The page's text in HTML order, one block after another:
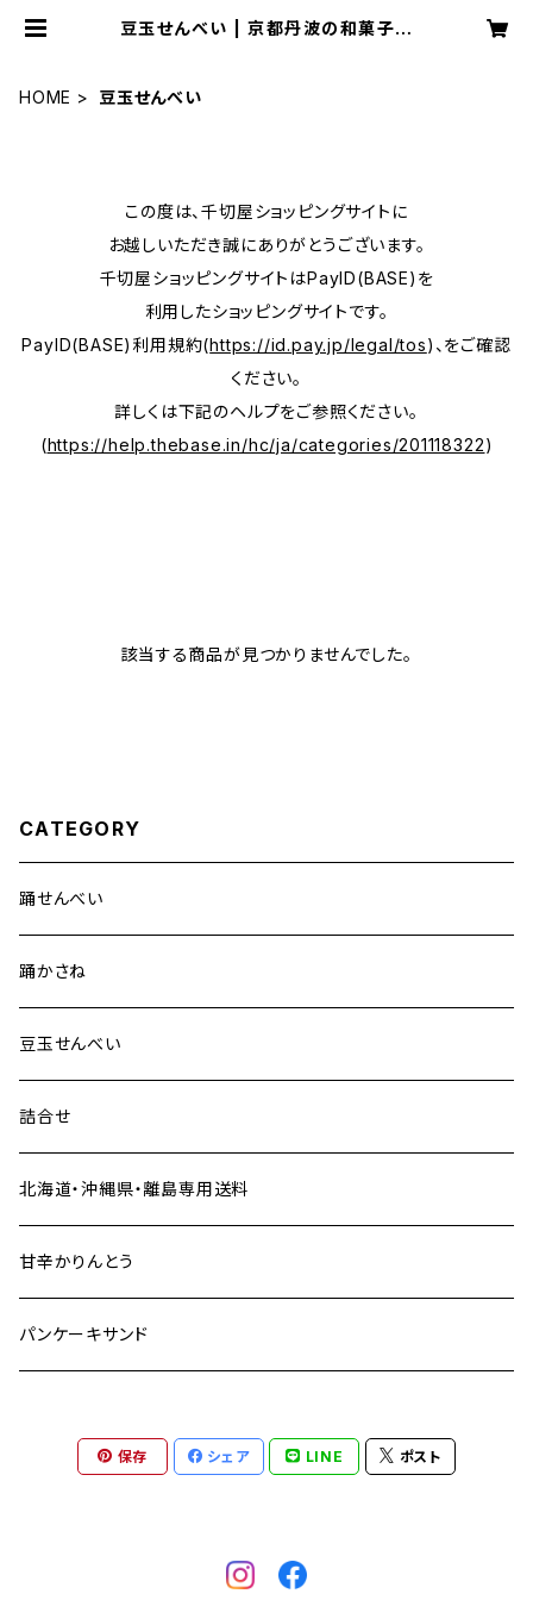
豆玉せんべい | 京都丹波の和菓子屋
HOME 豆玉せんべい
この度は、千切屋ショッピングサイトに
お越しいただき誠にありがとうございます。
千切屋ショッピングサイトはPayID(BASE)を
利用したショッピングサイトです。
PayID(BASE)利用規約(https://id.pay.jp/legal/tos)、をご確認
ください。
詳しくは下記のヘルプをご参照ください。
(https://help.thebase.in/hc/ja/categories/201118322)
該当する商品が見つかりませんでした。
CATEGORY
踊せんべい
踊かさね
豆玉せんべい
詰合せ
北海道・沖縄県・離島専用送料
甘辛かりんとう
パンケーキサンド
保存 シェア LINE ポスト